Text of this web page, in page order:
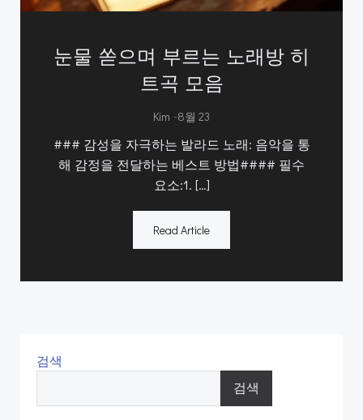
눈물 쏟으며 부르는 노래방 히
트곡 모음
Kim -8월 23
### 감성을 자극하는 발라드 노래: 음악을 통
해 감정을 전달하는 베스트 방법#### 필수
요소:1. […]
Read Article
검색
검색